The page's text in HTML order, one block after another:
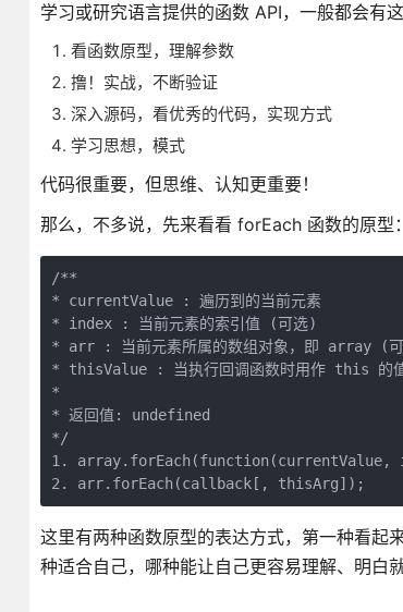
学习或研究语言提供的函数 API，一般都会有这
看函数原型，理解参数
撸！实战，不断验证
深入源码，看优秀的代码，实现方式
学习思想，模式
代码很重要，但思维、认知更重要！
那么，不多说，先来看看 forEach 函数的原型：
/**
* currentValue : 遍历到的当前元素
* index : 当前元素的索引值 (可选)
* arr : 当前元素所属的数组对象，即 array (
* thisValue : 当执行回调函数时用作 this 的
*
* 返回值: undefined
*/
1.
这里有两种函数原型的表达方式，第一种看起
种适合自己，哪种能让自己更容易理解、明白